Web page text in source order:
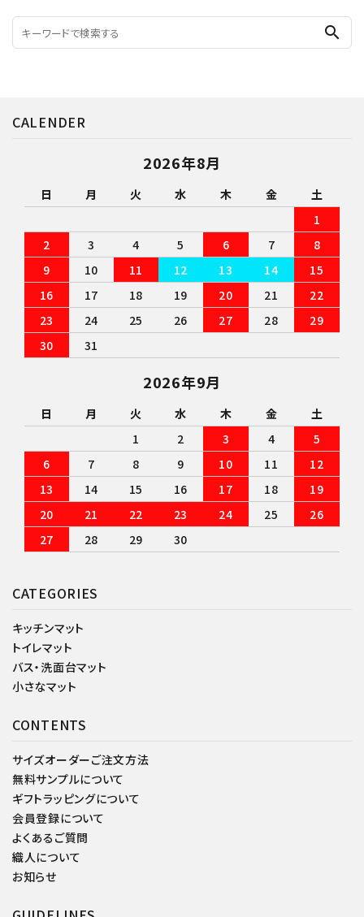
search
CATEGORIES
キッチンマット
トイレマット
バス・洗面台マット
小さなマット
CONTENTS
サイズオーダーご注文方法
無料サンプルについて
ギフトラッピングについて
会員登録について
よくあるご質問
織人について
お知らせ
CALENDER
2026年8月
日 月 火 水 木 金
土
1
2
3 4 5 6 7
8
9
10 11 12 13 14
15
16
17 18 19 20 21
22
23
24 25 26 27 28
29
30
31
2026年9月
日 月 火 水 木 金
土
1
2 3 4
5
6
7 8 9 10 11
12
13
14 15 16 17 18
19
20
21 22 23 24 25
26
27
28 29 30